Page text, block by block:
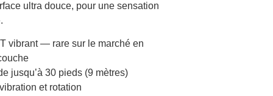
ultra douce, pour une sensation
vibrant — rare sur le marché en
jusqu’à 30 pieds (9 mètres)
et rotation